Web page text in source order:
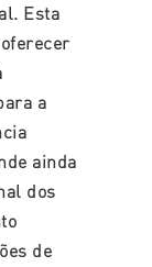
Esta
a
ainda
dos
de